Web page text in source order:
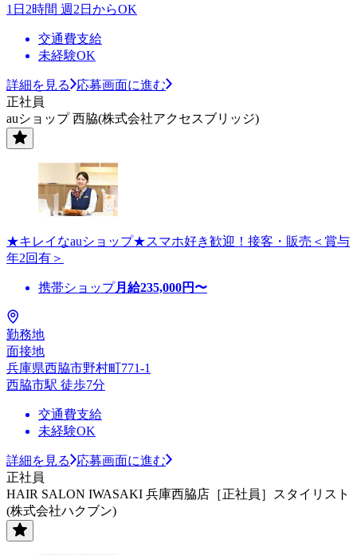
1日2時間 週2日からOK
交通費支給
未経験OK
詳細を見る
応募画面に進む
正社員
auショップ 西脇(株式会社アクセスブリッジ)
★キレイなauショップ★スマホ好き歓迎！接客・販売＜賞与
年2回有＞
携帯ショップ月給235,000円〜
勤務地
面接地
兵庫県西脇市野村町771-1
西脇市駅 徒歩7分
交通費支給
未経験OK
詳細を見る
応募画面に進む
正社員
HAIR SALON IWASAKI 兵庫西脇店［正社員］スタイリスト
(株式会社ハクブン)